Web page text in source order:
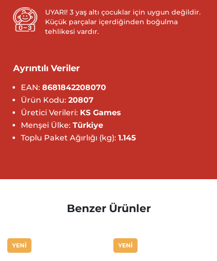
UYARI! 3 yaş altı çocuklar için uygun değildir.
Küçük parçalar içerdiğinden boğulma
tehlikesi vardır.
Ayrıntılı Veriler
EAN: 8681842208070
Ürün Kodu: 20807
Üretici Verileri: KS Games
Menşei Ülke: Türkiye
Toplu Paket Ağırlığı (kg): 1.145
Benzer Ürünler
YENİ YENİ